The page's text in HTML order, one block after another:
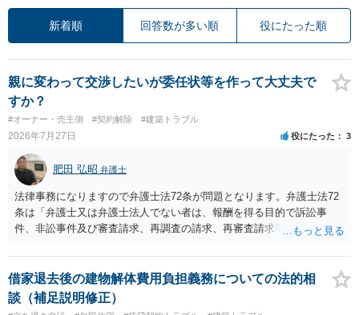
新着順 回答数が多い順 役にたった順
親に変わって交渉したいが委任状等を作って大丈夫で
すか？
#オーナー・売主側 #契約解除 #建築トラブル
2026年7月27日 役にたった 3
肥田 弘昭 弁護士
法律事務になりますので弁護士法72条が問題となります。弁護士法72
条は「弁護士又は弁護士法人でない者は、報酬を得る目的で訴訟事
件、非訟事件及び審査請求、再調査の請求、再審査請求等行政庁に対
しくは和解その他の法律事務を取り扱い、又はこれらの周旋をするこ
とを業とすることができない。ただし、この法律又は他の法律に別段
の定めがある場合は、この限りでない。」とのことから、報酬を得る
目的がないのであれば適法です。なぜなら、弁護士法72条に違反しな
借家退去後の建物解体費用負担義務についての法的相
談（補足説明修正）